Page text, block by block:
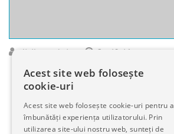
clinikaro-admin Oct 19, 16
Acest site web folosește
cookie-uri
Acest site web folosește cookie-uri pentru a
îmbunătăți experiența utilizatorului. Prin
utilizarea site-ului nostru web, sunteți de